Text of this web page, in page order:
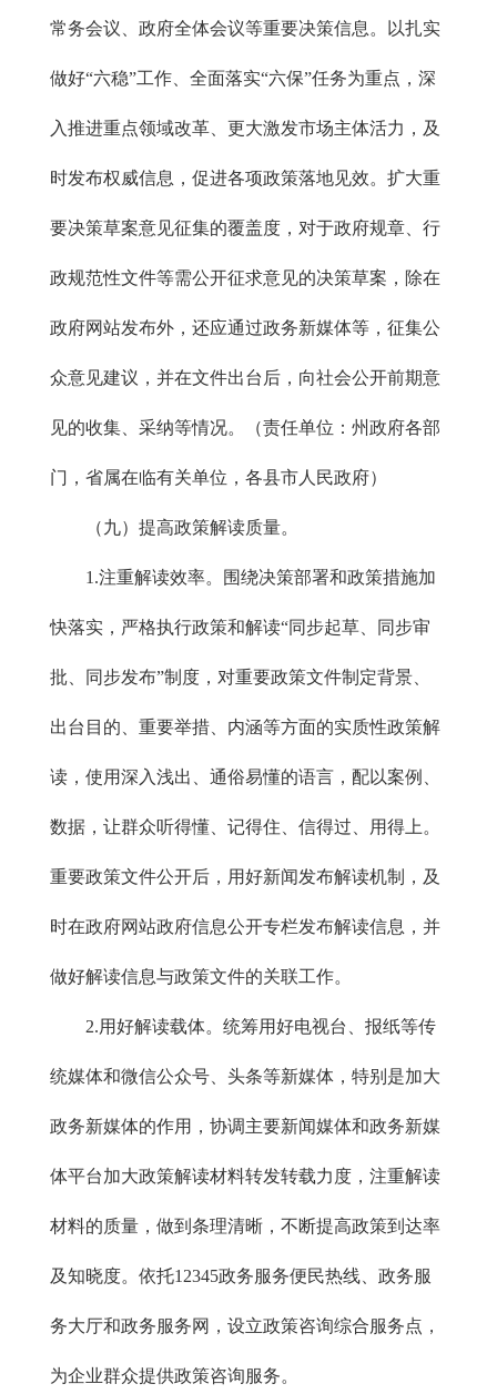
常务会议、政府全体会议等重要决策信息。以扎实
做好“六稳”工作、全面落实“六保”任务为重点，深
入推进重点领域改革、更大激发市场主体活力，及
时发布权威信息，促进各项政策落地见效。扩大重
要决策草案意见征集的覆盖度，对于政府规章、行
政规范性文件等需公开征求意见的决策草案，除在
政府网站发布外，还应通过政务新媒体等，征集公
众意见建议，并在文件出台后，向社会公开前期意
见的收集、采纳等情况。（责任单位：州政府各部
门，省属在临有关单位，各县市人民政府）
（九）提高政策解读质量。
1.注重解读效率。围绕决策部署和政策措施加
快落实，严格执行政策和解读“同步起草、同步审
批、同步发布”制度，对重要政策文件制定背景、
出台目的、重要举措、内涵等方面的实质性政策解
读，使用深入浅出、通俗易懂的语言，配以案例、
数据，让群众听得懂、记得住、信得过、用得上。
重要政策文件公开后，用好新闻发布解读机制，及
时在政府网站政府信息公开专栏发布解读信息，并
做好解读信息与政策文件的关联工作。
2.用好解读载体。统筹用好电视台、报纸等传
统媒体和微信公众号、头条等新媒体，特别是加大
政务新媒体的作用，协调主要新闻媒体和政务新媒
体平台加大政策解读材料转发转载力度，注重解读
材料的质量，做到条理清晰，不断提高政策到达率
及知晓度。依托12345政务服务便民热线、政务服
务大厅和政务服务网，设立政策咨询综合服务点，
为企业群众提供政策咨询服务。